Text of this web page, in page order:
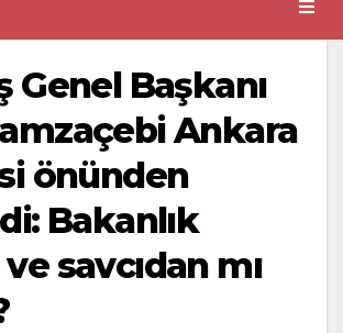
Genel Başkanı
Ankara
önünden
Bakanlık
savcıdan mı